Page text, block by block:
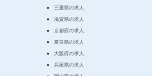
三重県の求人
滋賀県の求人
京都府の求人
奈良県の求人
大阪府の求人
兵庫県の求人